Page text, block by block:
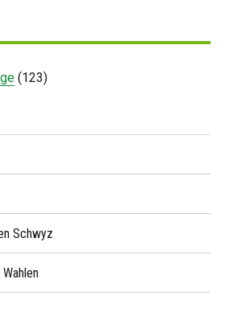
(123)
Schwyz